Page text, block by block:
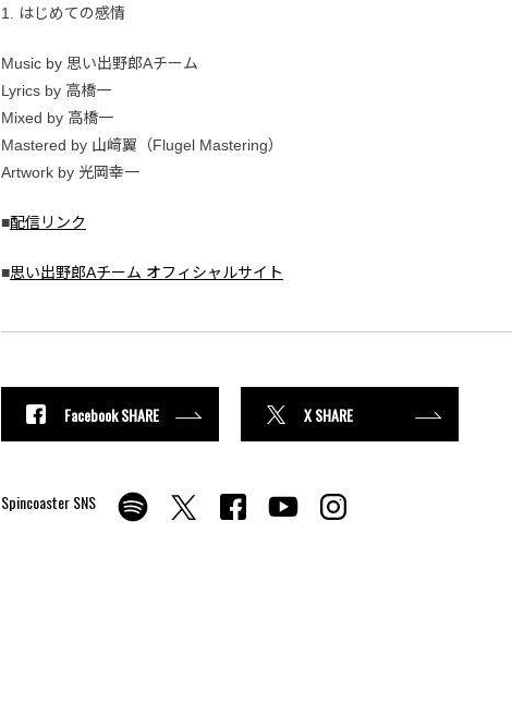
1. はじめての感情
Music by 思い出野郎Aチーム
Lyrics by 高橋一
Mixed by 高橋一
Mastered by 山﨑翼（Flugel Mastering）
Artwork by 光岡幸一
■配信リンク
■思い出野郎Aチーム オフィシャルサイト
Facebook SHARE X SHARE
Spincoaster SNS